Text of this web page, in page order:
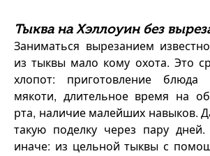
Тыква на Хэллоуин без
Заниматься вырезанием
из тыквы мало кому охота. Это
хлопот: приготовление блюда
мякоти, длительное время на
рта, наличие малейших навыков.
такую поделку через пару
иначе: из цельной тыквы с